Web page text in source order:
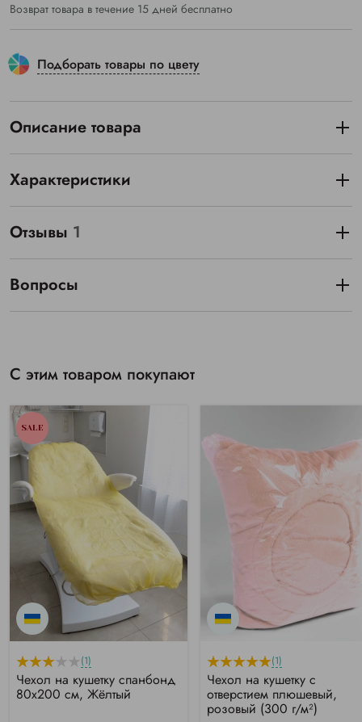
Возврат товара в течение 15 дней бесплатно
Подборать товары по цвету
Описание товара
Характеристики
Отзывы 1
Вопросы
С этим товаром покупают
SALE
(1)
Чехол на кушетку спанбонд
80х200 см, Жёлтый
(1)
Чехол на кушетку с
отверстием плюшевый,
розовый (300 г/м²)